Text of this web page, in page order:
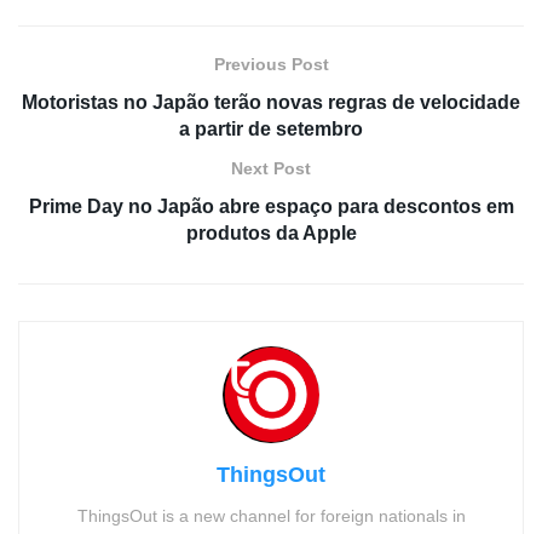
Previous Post
Motoristas no Japão terão novas regras de velocidade
a partir de setembro
Next Post
Prime Day no Japão abre espaço para descontos em
produtos da Apple
ThingsOut
ThingsOut is a new channel for foreign nationals in